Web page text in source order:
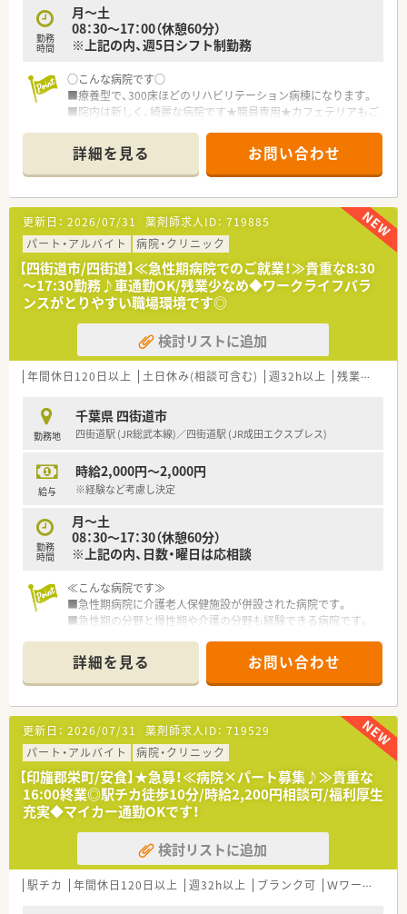
ー体制を整えています。そのため急なお休みにも柔軟に対応で
きる体制です。
なる成長を目指しながら働ける、貴重な求人です♪
勤務
時間
月～土
08：30～17：00（休憩60分）
※上記の内、週5日シフト制勤務
○こんな病院です○
■療養型で、300床ほどのリハビリテーション病棟になります。
■院内は新しく、綺麗な病院です★職員専用★カフェテリアもご
詳細を見る お問い合わせ
更新日： 2026/07/31 薬剤師求人ID： 719885
パート・アルバイト
病院・クリニック
【四街道市/四街道】≪急性期病院でのご就業！≫貴重な8:30
～17:30勤務♪車通勤OK/残業少なめ◆ワークライフバラ
ンスがとりやすい職場環境です◎
検討リストに追加
年間休日120日以上 土日休み(相談可含む) 週32h以上 残業なし(ほぼなし含む)
勤務地
千葉県 四街道市
四街道駅 (JR総武本線)／四街道駅 (JR成田エクスプレス)
給与
時給2,000円～2,000円
※経験など考慮し決定
勤務
時間
月～土
08：30～17：30（休憩60分）
※上記の内、日数・曜日は応相談
≪こんな病院です≫
■急性期病院に介護老人保健施設が併設された病院です。
■急性期の分野と慢性期や介護の分野も経験できる病院です。
■他部署との連携もとりながら、業務の質を高めています。
■有給消化率も高く、残業も少ないのでメリハリのある生活を送
れます。
≪こんな方にオススメです≫
■平日休みやシフト休み希望の方
■当直なしの病院を希望の方
■一か所で長く働きたい方
詳細を見る お問い合わせ
更新日： 2026/07/31 薬剤師求人ID： 719529
パート・アルバイト
病院・クリニック
【印旛郡栄町/安食】★急募！≪病院×パート募集♪≫貴重な
16:00終業◎駅チカ徒歩10分/時給2,200円相談可/福利厚生
充実◆マイカー通勤OKです！
検討リストに追加
駅チカ 年間休日120日以上 週32h以上 ブランク可 Ｗワーク可